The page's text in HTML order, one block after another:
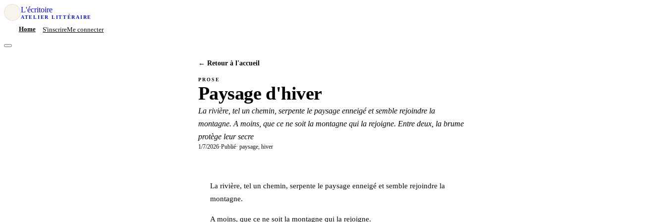
L'écritoire
ATELIER LITTÉRAIRE
Home S'inscrireMe connecter
← Retour à l'accueil
PROSE
Paysage d'hiver
La rivière, tel un chemin, serpente le paysage enneigé et semble rejoindre la
montagne. A moins, que ce ne soit la montagne qui la rejoigne. Entre deux, la brume
protège leur secre
1/7/2026·Publié· paysage, hiver
La​​‌‌​​​‌‌​‌‌​‌‌​‌​‌‌​‌​‌‌​​‌‌​​‌‌​‌‌‌​‌​​​‌‌​‌​​‌​‌‌‌‌​​​​‌‌​​‌​‌​‌‌​​​‌‌​​‌‌​​​​​​‌‌​​​​​​‌‌​​​​​​‌‌​​​​​​‌‌​​​​​​‌‌​‌‌‌​‌‌​‌‌​‌​‌‌‌​‌​​​‌‌‌​​‌​​‌‌​‌​‌‌​‌‌​​​‌​​‌‌‌‌​​​​​‌‌​‌‌​​‌‌​​​‌​​‌‌‌​​​‌​‌‌‌‌​​​ rivière, tel un​​‌‌​​​‌‌​‌‌​‌‌​‌​‌‌​‌​‌‌​​‌‌​​‌‌​‌‌‌​‌​​​‌‌​‌​​‌​‌‌‌‌​​​​‌‌​​‌​‌​‌‌​​​‌‌​​‌‌​​​​​​‌‌​​​​​​‌‌​​​​​​‌‌​​​​​​‌‌​​​​​​‌‌​‌‌‌​‌‌​‌‌​‌​‌‌‌​‌​​​‌‌‌​​‌​​‌‌​‌​‌‌​‌‌​​​‌​​‌‌‌‌​​​​​‌‌​‌‌​​‌‌​​​‌​​‌‌‌​​​‌​‌‌‌‌​​​ chemin, serpente le​​‌‌​​​‌‌​‌‌​‌‌​‌​‌‌​‌​‌‌​​‌‌​​‌‌​‌‌‌​‌​​​‌‌​‌​​‌​‌‌‌‌​​​​‌‌​​‌​‌​‌‌​​​‌‌​​‌‌​​​​​​‌‌​​​​​​‌‌​​​​​​‌‌​​​​​​‌‌​​​​​​‌‌​‌‌‌​‌‌​‌‌​‌​‌‌‌​‌​​​‌‌‌​​‌​​‌‌​‌​‌‌​‌‌​​​‌​​‌‌‌‌​​​​​‌‌​‌‌​​‌‌​​​‌​​‌‌‌​​​‌​‌‌‌‌​​​ paysage enneigé et​​‌‌​​​‌‌​‌‌​‌‌​‌​‌‌​‌​‌‌​​‌‌​​‌‌​‌‌‌​‌​​​‌‌​‌​​‌​‌‌‌‌​​​​‌‌​​‌​‌​‌‌​​​‌‌​​‌‌​​​​​​‌‌​​​​​​‌‌​​​​​​‌‌​​​​​​‌‌​​​​​​‌‌​‌‌‌​‌‌​‌‌​‌​‌‌‌​‌​​​‌‌‌​​‌​​‌‌​‌​‌‌​‌‌​​​‌​​‌‌‌‌​​​​​‌‌​‌‌​​‌‌​​​‌​​‌‌‌​​​‌​‌‌‌‌​​​ semble rejoindre la​​‌‌​​​‌‌​‌‌​‌‌​‌​‌‌​‌​‌‌​​‌‌​​‌‌​‌‌‌​‌​​​‌‌​‌​​‌​‌‌‌‌​​​​‌‌​​‌​‌​‌‌​​​‌‌​​‌‌​​​​​​‌‌​​​​​​‌‌​​​​​​‌‌​​​​​​‌‌​​​​​​‌‌​‌‌‌​‌‌​‌‌​‌​‌‌‌​‌​​​‌‌‌​​‌​​‌‌​‌​‌‌​‌‌​​​‌​​‌‌‌‌​​​​​‌‌​‌‌​​‌‌​​​‌​​‌‌‌​​​‌​‌‌‌‌​​​
montagne.
A​​‌‌​​​‌‌​‌‌​‌‌​‌​‌‌​‌​‌‌​​‌‌​​‌‌​‌‌‌​‌​​​‌‌​‌​​‌​‌‌‌‌​​​​‌‌​​‌​‌​‌‌​​​‌‌​​‌‌​​​​​​‌‌​​​​​​‌‌​​​​​​‌‌​​​​​​‌‌​​​​​​‌‌​‌‌‌​‌‌​‌‌​‌​‌‌‌​‌​​​‌‌‌​​‌​​‌‌​‌​‌‌​‌‌​​​‌​​‌‌‌‌​​​​​‌‌​‌‌​​‌‌​​​‌​​‌‌‌​​​‌​‌‌‌‌​​​ moins, que ce​​‌‌​​​‌‌​‌‌​‌‌​‌​‌‌​‌​‌‌​​‌‌​​‌‌​‌‌‌​‌​​​‌‌​‌​​‌​‌‌‌‌​​​​‌‌​​‌​‌​‌‌​​​‌‌​​‌‌​​​​​​‌‌​​​​​​‌‌​​​​​​‌‌​​​​​​‌‌​​​​​​‌‌​‌‌‌​‌‌​‌‌​‌​‌‌‌​‌​​​‌‌‌​​‌​​‌‌​‌​‌‌​‌‌​​​‌​​‌‌‌‌​​​​​‌‌​‌‌​​‌‌​​​‌​​‌‌‌​​​‌​‌‌‌‌​​​ ne soit la​​‌‌​​​‌‌​‌‌​‌‌​‌​‌‌​‌​‌‌​​‌‌​​‌‌​‌‌‌​‌​​​‌‌​‌​​‌​‌‌‌‌​​​​‌‌​​‌​‌​‌‌​​​‌‌​​‌‌​​​​​​‌‌​​​​​​‌‌​​​​​​‌‌​​​​​​‌‌​​​​​​‌‌​‌‌‌​‌‌​‌‌​‌​‌‌‌​‌​​​‌‌‌​​‌​​‌‌​‌​‌‌​‌‌​​​‌​​‌‌‌‌​​​​​‌‌​‌‌​​‌‌​​​‌​​‌‌‌​​​‌​‌‌‌‌​​​ montagne qui la​​‌‌​​​‌‌​‌‌​‌‌​‌​‌‌​‌​‌‌​​‌‌​​‌‌​‌‌‌​‌​​​‌‌​‌​​‌​‌‌‌‌​​​​‌‌​​‌​‌​‌‌​​​‌‌​​‌‌​​​​​​‌‌​​​​​​‌‌​​​​​​‌‌​​​​​​‌‌​​​​​​‌‌​‌‌‌​‌‌​‌‌​‌​‌‌‌​‌​​​‌‌‌​​‌​​‌‌​‌​‌‌​‌‌​​​‌​​‌‌‌‌​​​​​‌‌​‌‌​​‌‌​​​‌​​‌‌‌​​​‌​‌‌‌‌​​​ rejoigne.